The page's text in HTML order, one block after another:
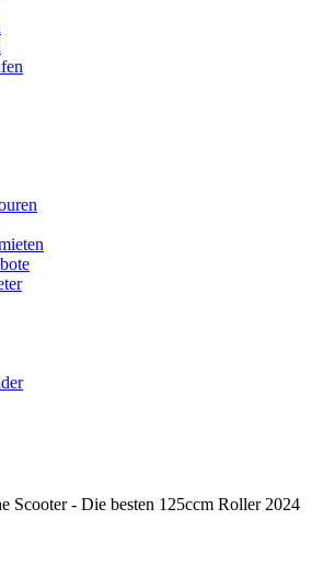
Scooter - Die besten 125ccm Roller 2024